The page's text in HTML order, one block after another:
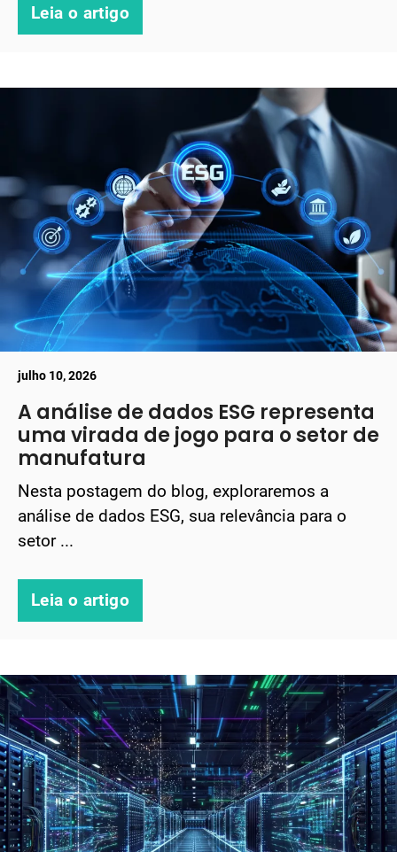
Leia o artigo
julho 10, 2026
A análise de dados ESG representa
uma virada de jogo para o setor de
manufatura
Nesta postagem do blog, exploraremos a
análise de dados ESG, sua relevância para o
setor ...
Leia o artigo